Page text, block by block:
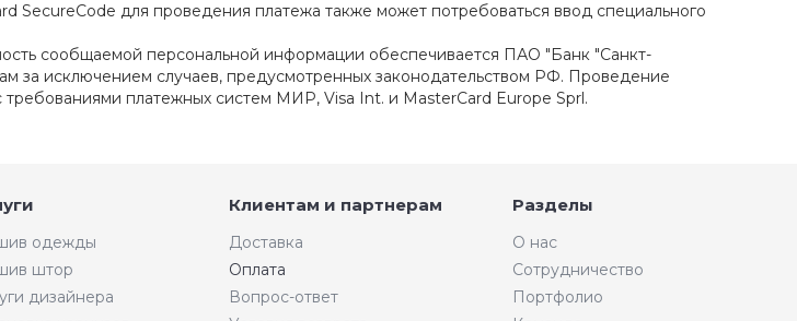
SecureCode для проведения платежа также может потребоваться ввод специального
сообщаемой персональной информации обеспечивается ПАО "Банк "Санкт-
за исключением случаев, предусмотренных законодательством РФ. Проведение
требованиями платежных систем МИР, Visa Int. и MasterCard Europe Sprl.
одежды
штор
дизайнера
Клиентам и партнерам
Доставка
Оплата
Вопрос-ответ
Разделы
О нас
Сотрудничество
Портфолио